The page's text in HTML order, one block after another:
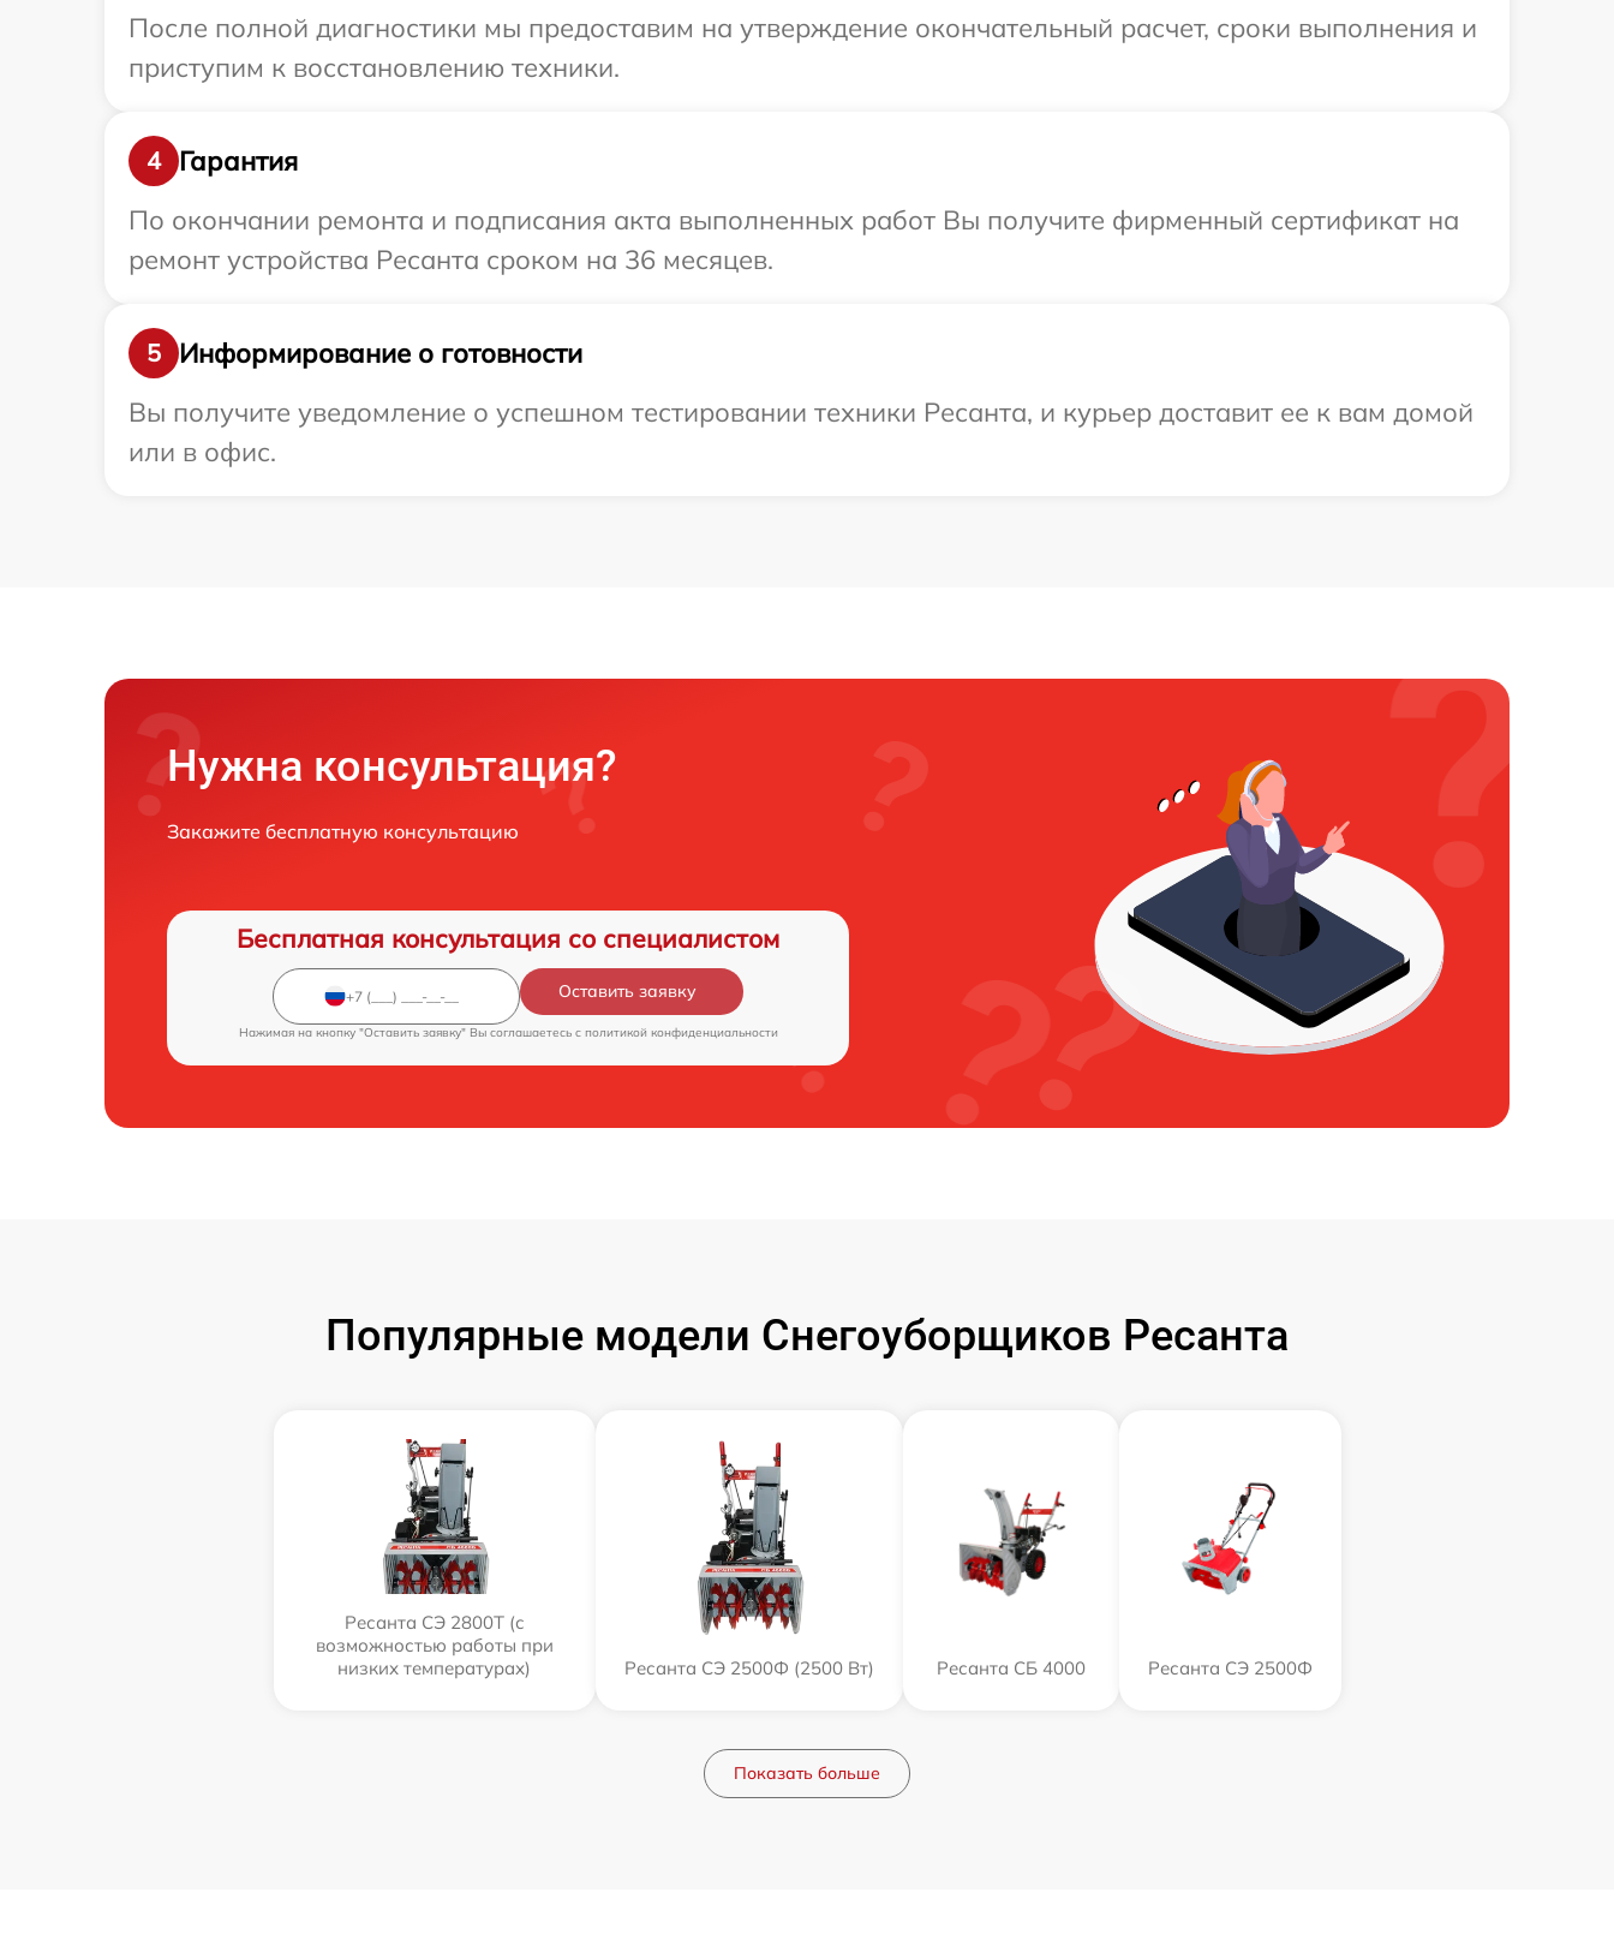
После полной диагностики мы предоставим на утверждение окончательный расчет, сроки выполнения и
приступим к восстановлению техники.
4
Гарантия
По окончании ремонта и подписания акта выполненных работ Вы получите фирменный сертификат на
ремонт устройства Ресанта сроком на 36 месяцев.
5
Информирование о готовности
Вы получите уведомление о успешном тестировании техники Ресанта, и курьер доставит ее к вам домой
или в офис.
Нужна консультация?
Закажите бесплатную консультацию
Бесплатная консультация со специалистом
Оставить заявку
Нажимая на кнопку "Оставить заявку" Вы соглашаетесь c политикой конфиденциальности
Популярные модели Снегоуборщиков Ресанта
Ресанта СЭ 2800Т (с
возможностью работы при
низких температурах)
Ресанта СЭ 2500Ф (2500 Вт) Ресанта СБ 4000 Ресанта СЭ 2500Ф
Показать больше